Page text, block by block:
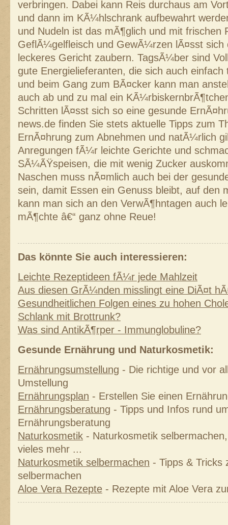
verbringen. Dabei kann Reis durchaus am
und dann im KÃ¼hlschrank aufbewahrt
und Nudeln ist das mÃ¶glich und mit frischen
GeflÃ¼gelfleisch und GewÃ¼rzen lÃ¤sst sich
leckeres Gericht zaubern. TagsÃ¼ber sind
gute Energielieferanten, die sich auch
und beim Gang zum BÃ¤cker kann man
auch ab und zu mal ein
Schritten lÃ¤sst sich so eine gesunde
news.de finden Sie stets aktuelle Tipps zum
ErnÃ¤hrung zum Abnehmen und natÃ¼rlich
Anregungen fÃ¼r leichte Gerichte und
SÃ¼ÃŸspeisen, die mit wenig Zucker
Naschen muss nÃ¤mlich auch bei der
sein, damit Essen ein Genuss bleibt, auf den
kann man sich an den VerwÃ¶hntagen auch
mÃ¶chte â€“ ganz ohne Reue!
Das könnte Sie auch interessieren:
Leichte Rezeptideen fÃ¼r jede Mahlzeit
Aus diesen GrÃ¼nden misslingt eine DiÃ¤t
Gesundheitlichen Folgen eines zu hohen
Schlank mit Brottrunk?
Was sind AntikÃ¶rper - Immunglobuline?
Gesunde Ernährung und Naturkosmetik:
Ernährungsumstellung - Die richtige und vor
Umstellung
Ernährungsplan - Erstellen Sie einen
Ernährungsberatung - Tipps und Infos rund
Ernährungsberatung
Naturkosmetik - Naturkosmetik
vieles mehr ...
Naturkosmetik selbermachen - Tipps & Tricks
selbermachen
Aloe Vera Rezepte - Rezepte mit Aloe Vera